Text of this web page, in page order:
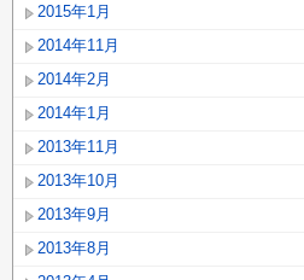
2015年1月
2014年11月
2014年2月
2014年1月
2013年11月
2013年10月
2013年9月
2013年8月